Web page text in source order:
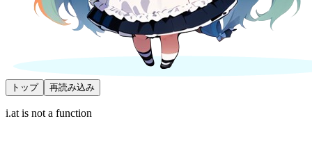
トップ 再読み込み
i.at is not a function